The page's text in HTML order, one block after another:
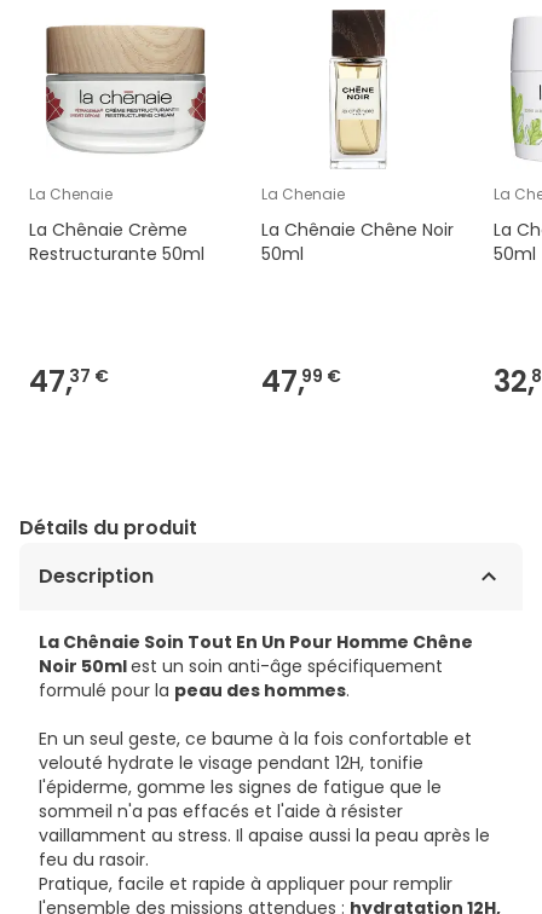
La Chenaie
La Chênaie Crème
Restructurante 50ml
47,37 €
La Chenaie
La Chênaie Chêne Noir
50ml
47,99 €
La
La
50ml
32,
Détails du produit
Description
La Chênaie Soin Tout En Un Pour Homme Chêne
Noir 50mlest un soin anti-âge spécifiquement
formulé pour la peau des hommes.
En un seul geste, ce baume à la fois confortable et
velouté hydrate le visage pendant 12H, tonifie
l'épiderme, gomme les signes de fatigue que le
sommeil n'a pas effacés et l'aide à résister
vaillamment au stress. Il apaise aussi la peau après le
feu du rasoir.
Pratique, facile et rapide à appliquer pour remplir
l'ensemble des missions attendues : hydratation 12H,